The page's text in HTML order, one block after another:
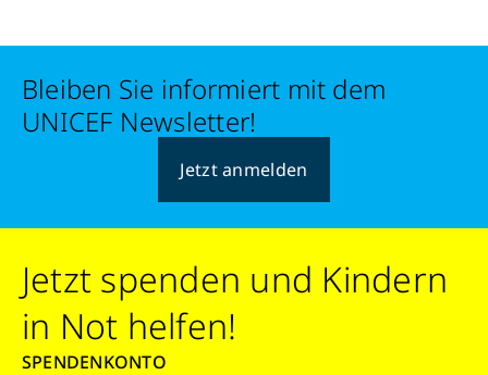
Bleiben Sie informiert mit dem
UNICEF Newsletter!
Jetzt anmelden
Jetzt spenden und Kindern
in Not helfen!
SPENDENKONTO